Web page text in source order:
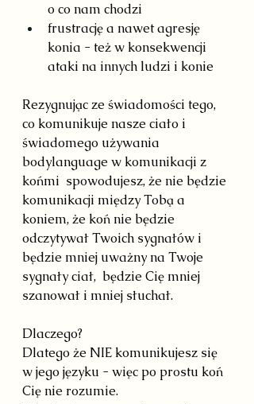
o co nam chodzi
frustrację a nawet agresję
konia - też w konsekwencji
ataki na innych ludzi i konie
Rezygnując ze świadomości tego,
co komunikuje nasze ciało i
świadomego używania
bodylanguage w komunikacji z
końmi  spowodujesz, że nie będzie
komunikacji między Tobą a
koniem, że koń nie będzie
odczytywał Twoich sygnałów i
będzie mniej uważny na Twoje
sygnały ciał,  będzie Cię mniej
szanował i mniej słuchał.
Dlaczego?
Dlatego że NIE komunikujesz się
w jego języku - więc po prostu koń
Cię nie rozumie.